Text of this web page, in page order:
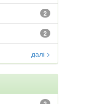
2
2
далі >